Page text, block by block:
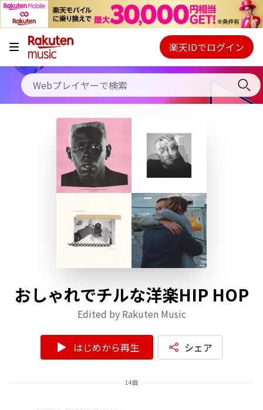
キャンペーン
料金プラン
使い方
初回30日間無料お試し
Webプレイヤー
ご契約内容の確認・変更
楽天IDでログイン
おしゃれでチルな洋楽HIP HOP
Edited by Rakuten Music
はじめから再生 シェア
14曲